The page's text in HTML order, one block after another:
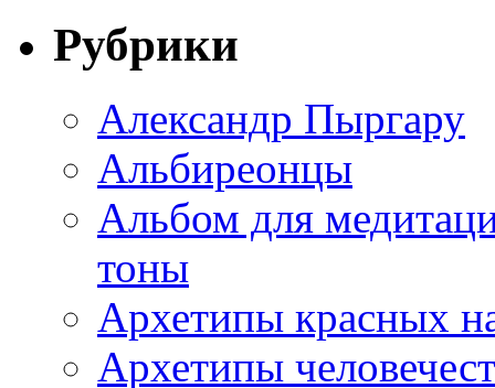
Рубрики
Александр Пыргару
Альбиреонцы
Альбом для
тоны
Архетипы красных
Архетипы